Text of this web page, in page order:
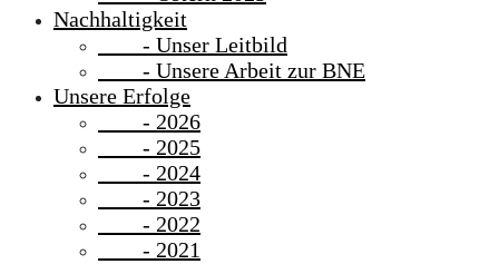
Nachhaltigkeit
- Unser Leitbild
- Unsere Arbeit zur BNE
Unsere Erfolge
- 2026
- 2025
- 2024
- 2023
- 2022
- 2021